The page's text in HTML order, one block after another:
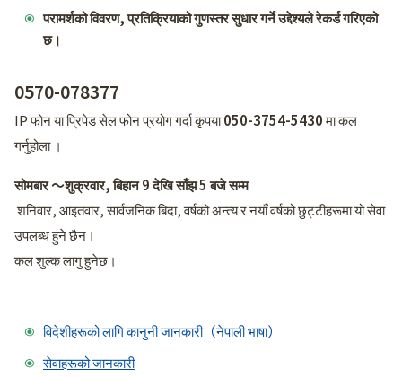
परामर्शको विवरण, प्रतिक्रियाको गुणस्तर सुधार गर्ने उद्देश्यले रेकर्ड गरिएको
छ।
0570-078377
IP फोन या प्रिपेड सेल फोन प्रयोग गर्दा कृपया050-3754-5430मा कल
गर्नुहोला ।​
सोमबार ～शुक्रवार, बिहान 9 देखि साँझ 5 बजे सम्म
शनिवार, आइतवार, सार्वजनिक बिदा, वर्षको अन्त्य र नयाँ वर्षको छुट्टीहरूमा यो सेवा
उपलब्ध हुने छैन।​
कल शुल्क लागु हुनेछ।​
विदेशीहरूको लागि कानुनी जानकारी（नेपाली भाषा）
सेवाहरूको जानकारी